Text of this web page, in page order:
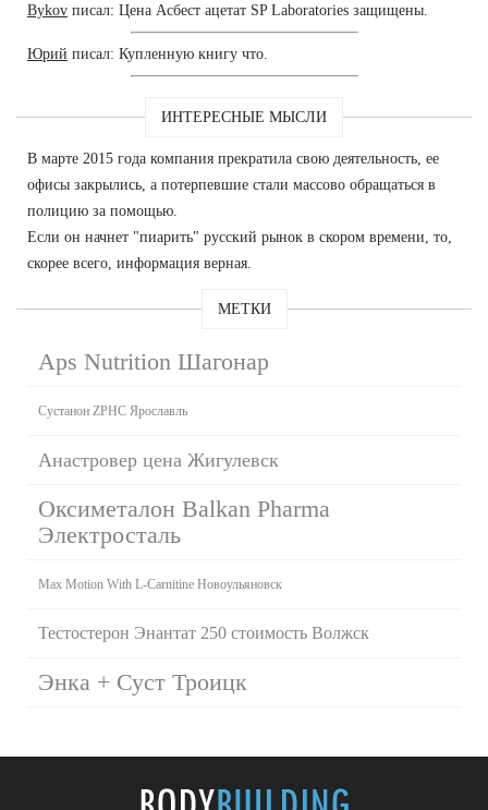
Bykov писал: Цена Асбест ацетат SP Laboratories защищены.
Юрий писал: Купленную книгу что.
ИНТЕРЕСНЫЕ МЫСЛИ
В марте 2015 года компания прекратила свою деятельность, ее
офисы закрылись, а потерпевшие стали массово обращаться в
полицию за помощью.
Если он начнет "пиарить" русский рынок в скором времени, то,
скорее всего, информация верная.
МЕТКИ
Aps Nutrition Шагонар
Сустанон ZPHC Ярославль
Анастровер цена Жигулевск
Оксиметалон Balkan Pharma
Электросталь
Max Motion With L-Carnitine Новоульяновск
Тестостерон Энантат 250 стоимость Волжск
Энка + Суст Троицк